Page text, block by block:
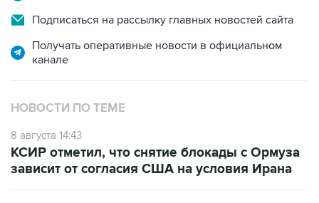
Получать оперативные новости в официальном
НОВОСТИ ПО ТЕМЕ
8 августа 14:43
зависит от согласия США на условия Ирана